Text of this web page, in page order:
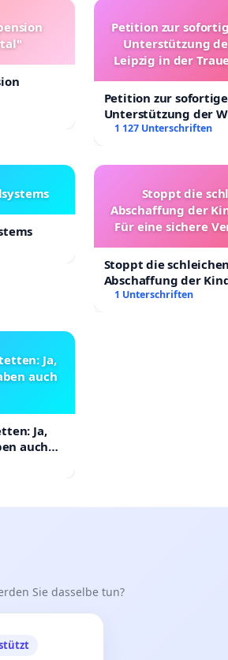
Petition zur
Unterstützung
Leipzig in der
Petition zur
Unterstützung der
Leipzig in der
1 127 Unterschriften
Stoppt die
Abschaffung der
Für eine sichere
Stoppt die
Abschaffung der
Für eine sichere
1 Unterschriften
Ja,
auch
Ja,
auch
Sie dasselbe tun?